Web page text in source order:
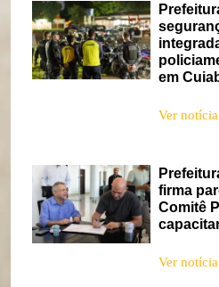
em
Ver notícia
firma
Comitê
Ver notícia